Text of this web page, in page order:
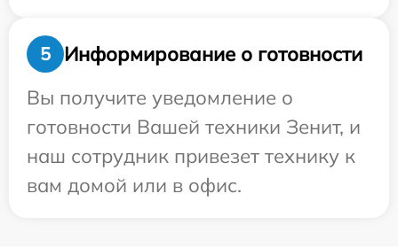
5
Информирование о готовности
Вы получите уведомление о
готовности Вашей техники Зенит, и
наш сотрудник привезет технику к
вам домой или в офис.